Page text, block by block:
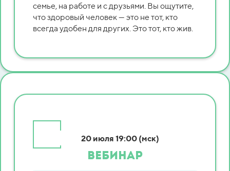
семье, на работе и с друзьями. Вы ощутите,
что здоровый человек — это не тот, кто
всегда удобен для других. Это тот, кто жив.
20 июля 19:00 (мск)
ВЕБИНАР